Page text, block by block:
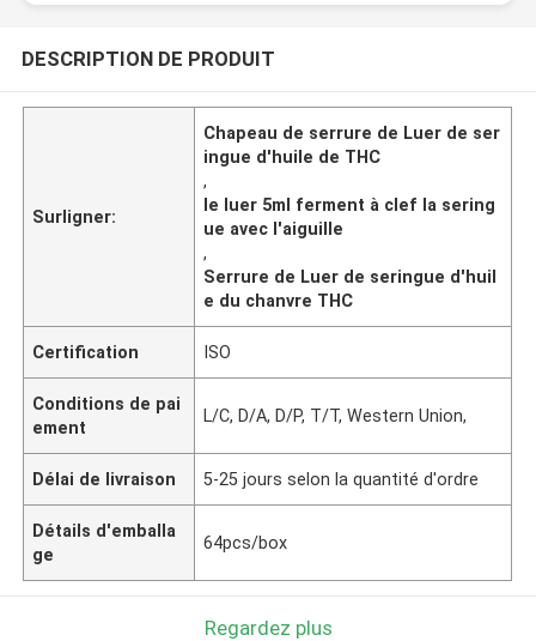
DESCRIPTION DE PRODUIT
Surligner:
Chapeau de serrure de Luer de ser
ingue d'huile de THC
,
le luer 5ml ferment à clef la sering
ue avec l'aiguille
,
Serrure de Luer de seringue d'huil
e du chanvre THC
Certification ISO
Conditions de pai
ement
L/C, D/A, D/P, T/T, Western Union,
Délai de livraison 5-25 jours selon la quantité d'ordre
Détails d'emballa
ge
64pcs/box
Regardez plus